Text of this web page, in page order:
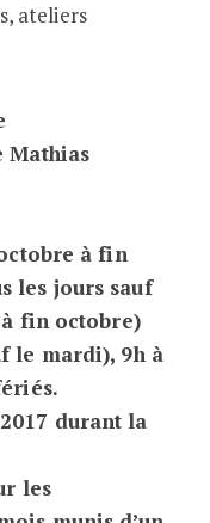
ateliers
Mathias
à fin
les jours sauf
fin octobre)
le mardi), 9h à
durant la
les